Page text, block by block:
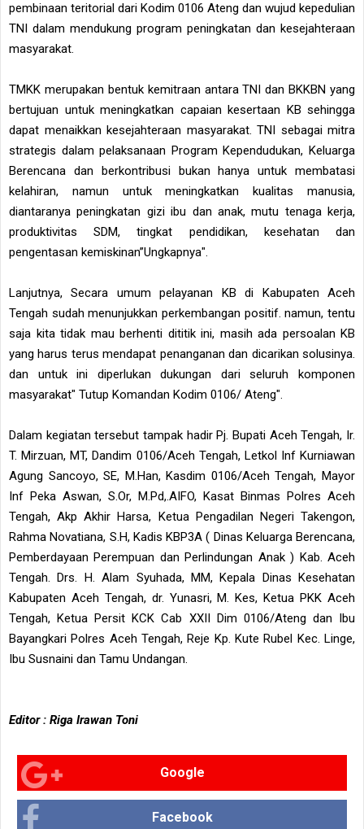
pembinaan teritorial dari Kodim 0106 Ateng dan wujud kepedulian
TNI dalam mendukung program peningkatan dan kesejahteraan
masyarakat.
TMKK merupakan bentuk kemitraan antara TNI dan BKKBN yang
bertujuan untuk meningkatkan capaian kesertaan KB sehingga
dapat menaikkan kesejahteraan masyarakat. TNI sebagai mitra
strategis dalam pelaksanaan Program Kependudukan, Keluarga
Berencana dan berkontribusi bukan hanya untuk membatasi
kelahiran, namun untuk meningkatkan kualitas manusia,
diantaranya peningkatan gizi ibu dan anak, mutu tenaga kerja,
produktivitas SDM, tingkat pendidikan, kesehatan dan
pengentasan kemiskinan”Ungkapnya".
Lanjutnya, Secara umum pelayanan KB di Kabupaten Aceh
Tengah sudah menunjukkan perkembangan positif. namun, tentu
saja kita tidak mau berhenti dititik ini, masih ada persoalan KB
yang harus terus mendapat penanganan dan dicarikan solusinya.
dan untuk ini diperlukan dukungan dari seluruh komponen
masyarakat" Tutup Komandan Kodim 0106/ Ateng".
Dalam kegiatan tersebut tampak hadir Pj. Bupati Aceh Tengah, Ir.
T. Mirzuan, MT, Dandim 0106/Aceh Tengah, Letkol Inf Kurniawan
Agung Sancoyo, SE, M.Han, Kasdim 0106/Aceh Tengah, Mayor
Inf Peka Aswan, S.Or, M.Pd,.AIFO, Kasat Binmas Polres Aceh
Tengah, Akp Akhir Harsa, Ketua Pengadilan Negeri Takengon,
Rahma Novatiana, S.H, Kadis KBP3A ( Dinas Keluarga Berencana,
Pemberdayaan Perempuan dan Perlindungan Anak ) Kab. Aceh
Tengah. Drs. H. Alam Syuhada, MM, Kepala Dinas Kesehatan
Kabupaten Aceh Tengah, dr. Yunasri, M. Kes, Ketua PKK Aceh
Tengah, Ketua Persit KCK Cab XXII Dim 0106/Ateng dan Ibu
Bayangkari Polres Aceh Tengah, Reje Kp. Kute Rubel Kec. Linge,
Ibu Susnaini dan Tamu Undangan.
Editor : Riga Irawan Toni
Google
Facebook